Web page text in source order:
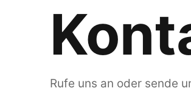
Rufe uns an oder sende